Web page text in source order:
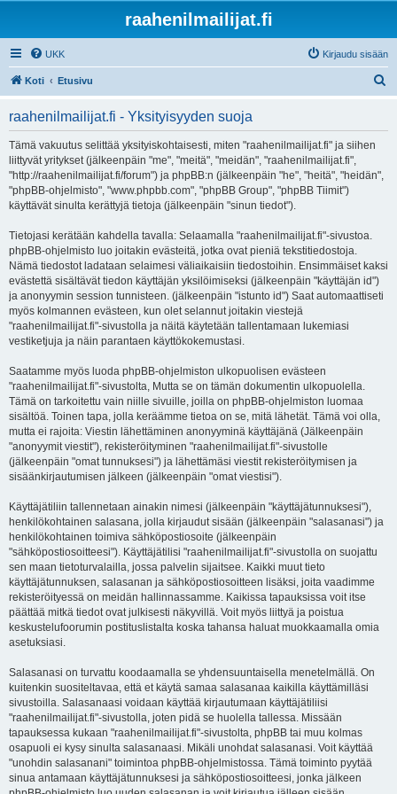
raahenilmailijat.fi
UKK Kirjaudu sisään
Koti Etusivu
raahenilmailijat.fi - Yksityisyyden suoja
Tämä vakuutus selittää yksityiskohtaisesti, miten "raahenilmailijat.fi" ja siihen
liittyvät yritykset (jälkeenpäin "me", "meitä", "meidän", "raahenilmailijat.fi",
"http://raahenilmailijat.fi/forum") ja phpBB:n (jälkeenpäin "he", "heitä", "heidän",
"phpBB-ohjelmisto", "www.phpbb.com", "phpBB Group", "phpBB Tiimit")
käyttävät sinulta kerättyjä tietoja (jälkeenpäin "sinun tiedot").
Tietojasi kerätään kahdella tavalla: Selaamalla "raahenilmailijat.fi"-sivustoa.
phpBB-ohjelmisto luo joitakin evästeitä, jotka ovat pieniä tekstitiedostoja.
Nämä tiedostot ladataan selaimesi väliaikaisiin tiedostoihin. Ensimmäiset kaksi
evästettä sisältävät tiedon käyttäjän yksilöimiseksi (jälkeenpäin "käyttäjän id")
ja anonyymin session tunnisteen. (jälkeenpäin "istunto id") Saat automaattiseti
myös kolmannen evästeen, kun olet selannut joitakin viestejä
"raahenilmailijat.fi"-sivustolla ja näitä käytetään tallentamaan lukemiasi
vestiketjuja ja näin parantaen käyttökokemustasi.
Saatamme myös luoda phpBB-ohjelmiston ulkopuolisen evästeen
"raahenilmailijat.fi"-sivustolta, Mutta se on tämän dokumentin ulkopuolella.
Tämä on tarkoitettu vain niille sivuille, joilla on phpBB-ohjelmiston luomaa
sisältöä. Toinen tapa, jolla keräämme tietoa on se, mitä lähetät. Tämä voi olla,
mutta ei rajoita: Viestin lähettäminen anonyyminä käyttäjänä (Jälkeenpäin
"anonyymit viestit"), rekisteröityminen "raahenilmailijat.fi"-sivustolle
(jälkeenpäin "omat tunnuksesi") ja lähettämäsi viestit rekisteröitymisen ja
sisäänkirjautumisen jälkeen (jälkeenpäin "omat viestisi").
Käyttäjätiliin tallennetaan ainakin nimesi (jälkeenpäin "käyttäjätunnuksesi"),
henkilökohtainen salasana, jolla kirjaudut sisään (jälkeenpäin "salasanasi") ja
henkilökohtainen toimiva sähköpostiosoite (jälkeenpäin
"sähköpostiosoitteesi"). Käyttäjätilisi "raahenilmailijat.fi"-sivustolla on suojattu
sen maan tietoturvalailla, jossa palvelin sijaitsee. Kaikki muut tieto
käyttäjätunnuksen, salasanan ja sähköpostiosoitteen lisäksi, joita vaadimme
rekisteröityessä on meidän hallinnassamme. Kaikissa tapauksissa voit itse
päättää mitkä tiedot ovat julkisesti näkyvillä. Voit myös liittyä ja poistua
keskustelufoorumin postituslistalta koska tahansa haluat muokkaamalla omia
asetuksiasi.
Salasanasi on turvattu koodaamalla se yhdensuuntaisella menetelmällä. On
kuitenkin suositeltavaa, että et käytä samaa salasanaa kaikilla käyttämilläsi
sivustoilla. Salasanaasi voidaan käyttää kirjautumaan käyttäjätiliisi
"raahenilmailijat.fi"-sivustolla, joten pidä se huolella tallessa. Missään
tapauksessa kukaan "raahenilmailijat.fi"-sivustolta, phpBB tai muu kolmas
osapuoli ei kysy sinulta salasanaasi. Mikäli unohdat salasanasi. Voit käyttää
"unohdin salasanani" toimintoa phpBB-ohjelmistossa. Tämä toiminto pyytää
sinua antamaan käyttäjätunnuksesi ja sähköpostiosoitteesi, jonka jälkeen